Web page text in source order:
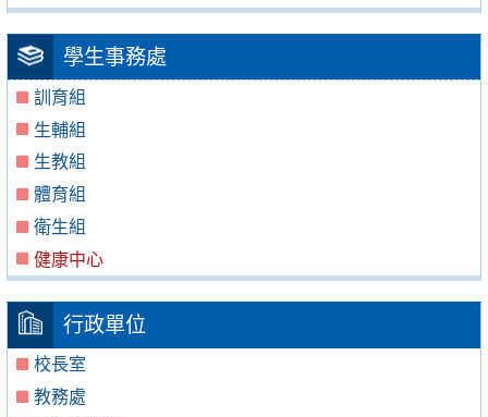
學生事務處
訓育組
生輔組
生教組
體育組
衛生組
健康中心
行政單位
校長室
教務處